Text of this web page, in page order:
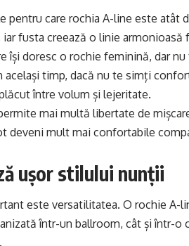
pentru care rochia A-line este atât
fusta creează o linie
își doresc o rochie feminină, dar
același timp, dacă nu te simți
între volum și lejeritate.
mai multă libertate de
deveni mult mai confortabile
ușor stilului nunții
este versatilitatea. O rochie
într-un ballroom, cât și într-o